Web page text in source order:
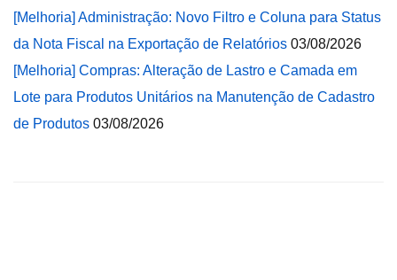
[Melhoria] Administração: Novo Filtro e Coluna para Status
da Nota Fiscal na Exportação de Relatórios 03/08/2026
[Melhoria] Compras: Alteração de Lastro e Camada em
Lote para Produtos Unitários na Manutenção de Cadastro
de Produtos 03/08/2026